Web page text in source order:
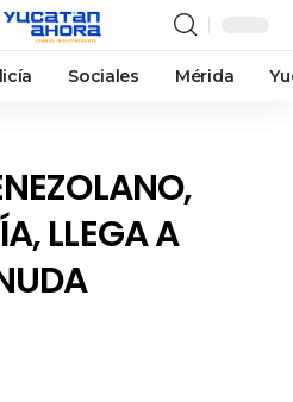
Sociales Mérida
LLEGA A